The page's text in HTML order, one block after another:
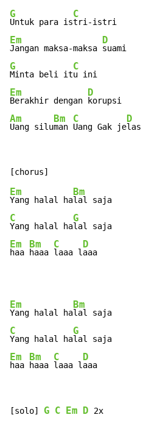
G
Untuk para is
C
Em
Jangan maksa-maksa
D
G
Minta beli it
C
Em
Berakhir dengan
D
Am
Uang silu
Bm
man
C
Uang Gak je
D
las
Em
Yang halal ha
Bm
C
Yang halal ha
G
Em
haa
Bm
haaa
C
laaa l
D
aaa
Em
Yang halal ha
Bm
C
Yang halal ha
G
Em
haa
Bm
haaa
C
laaa l
D
aaa
[solo] G C Em D 2x